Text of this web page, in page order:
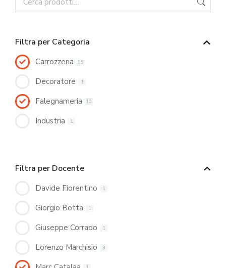
Filtra per Categoria
Carrozzeria 15
Decoratore 1
Falegnameria 10
Industria 1
Filtra per Docente
Davide Fiorentino 1
Giorgio Botta 1
Giuseppe Corrado 1
Lorenzo Marchisio 3